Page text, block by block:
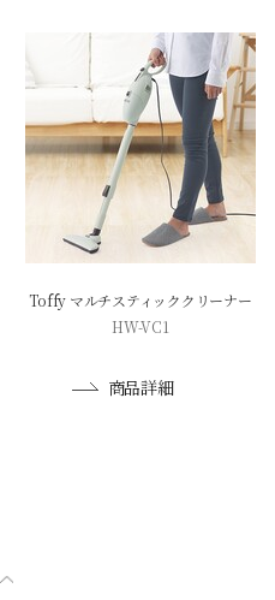
Toffy マルチスティッククリーナー
HW-VC1
商品詳細